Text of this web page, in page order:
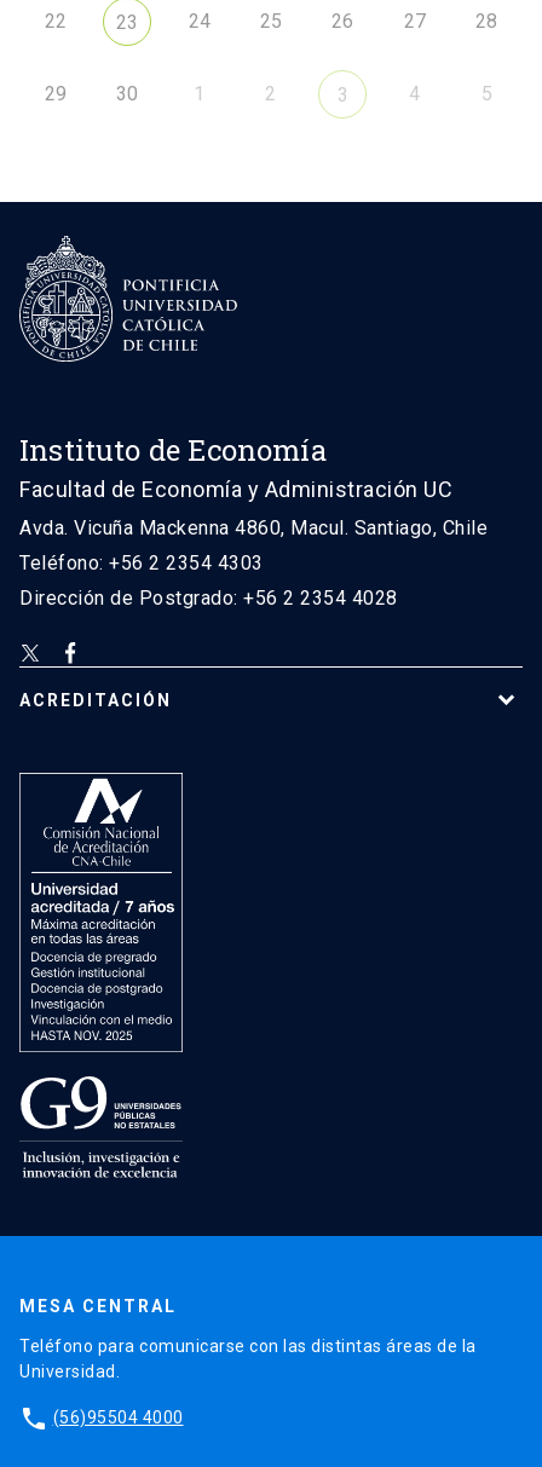
22 23 24 25 26 27 28
29 30 1 2 3 4 5
Instituto de Economía
Facultad de Economía y Administración UC
Avda. Vicuña Mackenna 4860, Macul. Santiago, Chile
Teléfono: +56 2 2354 4303
Dirección de Postgrado: +56 2 2354 4028
ACREDITACIÓN
MESA CENTRAL
Teléfono para comunicarse con las distintas áreas de la
Universidad.
phone (56)95504 4000